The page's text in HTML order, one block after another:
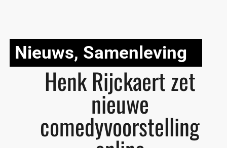
Nieuws, Samenleving
Henk Rijckaert zet
nieuwe
comedyvoorstelling